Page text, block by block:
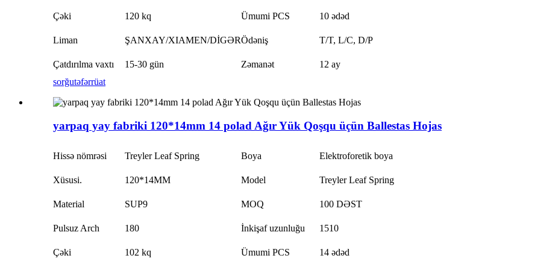
Çəki 120 kq Ümumi PCS 10 ədəd
Liman ŞANXAY/XIAMEN/DİGƏRÖdəniş T/T, L/C, D/P
Çatdırılma vaxtı 15-30 gün Zəmanət
12 ay
sorğutəfərrüat
yarpaq yay fabriki 120*14mm 14 polad Ağır Yük Qoşqu üçün Ballestas Hojas
Hissə nömrəsi Treyler Leaf Spring Boya Elektroforetik boya
Xüsusi. 120*14MM Model Treyler Leaf Spring
Material SUP9 MOQ 100 DƏST
Pulsuz Arch 180 İnkişaf uzunluğu 1510
Çəki 102 kq Ümumi PCS 14 ədəd